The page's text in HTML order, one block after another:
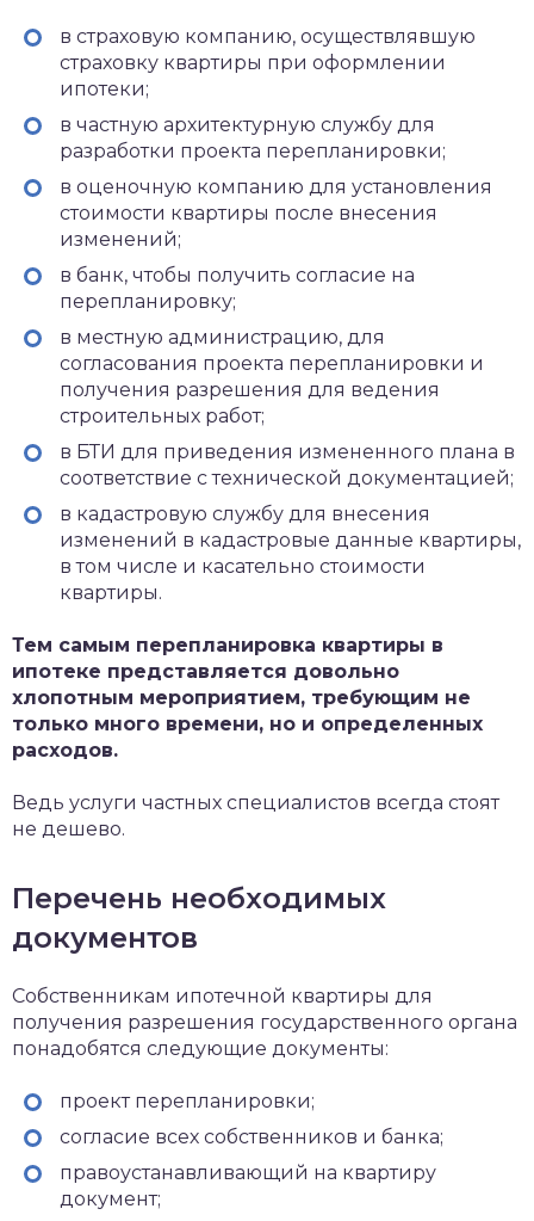
в страховую компанию, осуществлявшую
страховку квартиры при оформлении
ипотеки;
в частную архитектурную службу для
разработки проекта перепланировки;
в оценочную компанию для установления
стоимости квартиры после внесения
изменений;
в банк, чтобы получить согласие на
перепланировку;
в местную администрацию, для
согласования проекта перепланировки и
получения разрешения для ведения
строительных работ;
в БТИ для приведения измененного плана в
соответствие с технической документацией;
в кадастровую службу для внесения
изменений в кадастровые данные квартиры,
в том числе и касательно стоимости
квартиры.
Тем самым перепланировка квартиры в
ипотеке представляется довольно
хлопотным мероприятием, требующим не
только много времени, но и определенных
расходов.
Ведь услуги частных специалистов всегда стоят
не дешево.
Перечень необходимых
документов
Собственникам ипотечной квартиры для
получения разрешения государственного органа
понадобятся следующие документы:
проект перепланировки;
согласие всех собственников и банка;
правоустанавливающий на квартиру
документ;